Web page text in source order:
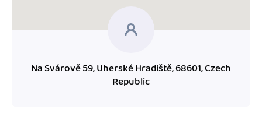
Na Svárově 59, Uherské Hradiště, 68601, Czech
Republic